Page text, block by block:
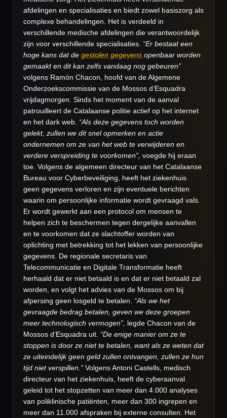
afdelingen en specialisaties en biedt zowel basiszorg als
complexe behandelingen. Het is verdeeld in
verschillende medische afdelingen die verantwoordelijk
zijn voor verschillende specialisaties. “Er bestaat een
hoge kans dat de gestolen gegevens openbaar worden
gemaakt en dit kan zelfs vandaag nog gebeuren”
volgens Ramón Chacon, hoofd van de Algemene
Onderzoekscommissie van de Mossos d’Esquadra
vrijdagmorgen. Sinds het moment van de aanval
patrouilleert de Catalaanse politie actief op het internet
en het dark web. “Als deze gegevens toch worden
gelekt, zullen we dit snel opmerken en actie
ondernemen om ze van het web te verwijderen en
verdere verspreiding te voorkomen”, voegde hij eraan
toe. Volgens de algemeen directeur van het Catalaanse
Bureau voor Cyberbeveiliging, heeft het ziekenhuis
geen gegevens verloren en zijn eventuele berichten
waarin om persoonlijke informatie wordt gevraagd vals.
Er wordt gewerkt aan een protocol om mensen te
helpen zich te beschermen tegen dergelijke aanvallen
en te voorkomen dat ze slachtoffer worden van
oplichting met betrekking tot het lekken van persoonlijke
gegevens. De regionale secretaris van
Telecommunicatie en Digitale Transformatie heeft
herhaald dat er niet betaald is en dat er niet betaald zal
worden, en volgt het advies van de Mossos om bij
afpersing geen losgeld te betalen. “Als we het
gevraagde bedrag betalen, geven we deze groepen
meer technologisch vermogen”, legde Chacon van de
Mossos d’Esquadra uit. “De enige manier om ze te
stoppen is door ze niet te betalen, want als ze weten dat
ze uiteindelijk geen geld zullen ontvangen, zullen ze hun
tijd niet verspillen.” Volgens Antoni Castells, medisch
directeur van het ziekenhuis, heeft de cyberaanval
geleid tot het stopzetten van meer dan 4.000 analyses
van poliklinische patiënten, meer dan 300 ingrepen en
meer dan 11.000 afspraken bij externe consulten. Het